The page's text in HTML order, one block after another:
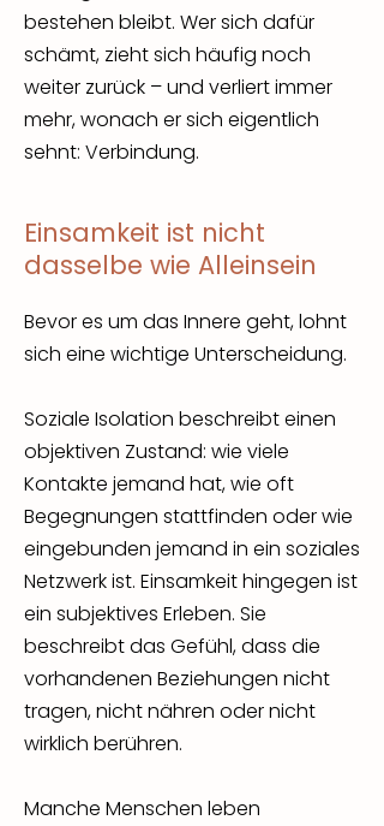
bestehen bleibt. Wer sich dafür
schämt, zieht sich häufig noch
weiter zurück – und verliert immer
mehr, wonach er sich eigentlich
sehnt: Verbindung.
Einsamkeit ist nicht
dasselbe wie Alleinsein
Bevor es um das Innere geht, lohnt
sich eine wichtige Unterscheidung.
Soziale Isolation beschreibt einen
objektiven Zustand: wie viele
Kontakte jemand hat, wie oft
Begegnungen stattfinden oder wie
eingebunden jemand in ein soziales
Netzwerk ist. Einsamkeit hingegen ist
ein subjektives Erleben. Sie
beschreibt das Gefühl, dass die
vorhandenen Beziehungen nicht
tragen, nicht nähren oder nicht
wirklich berühren.
Manche Menschen leben